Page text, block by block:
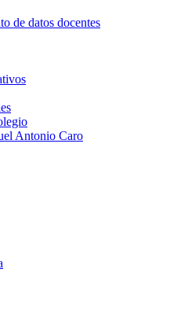
de datos docentes
Antonio Caro